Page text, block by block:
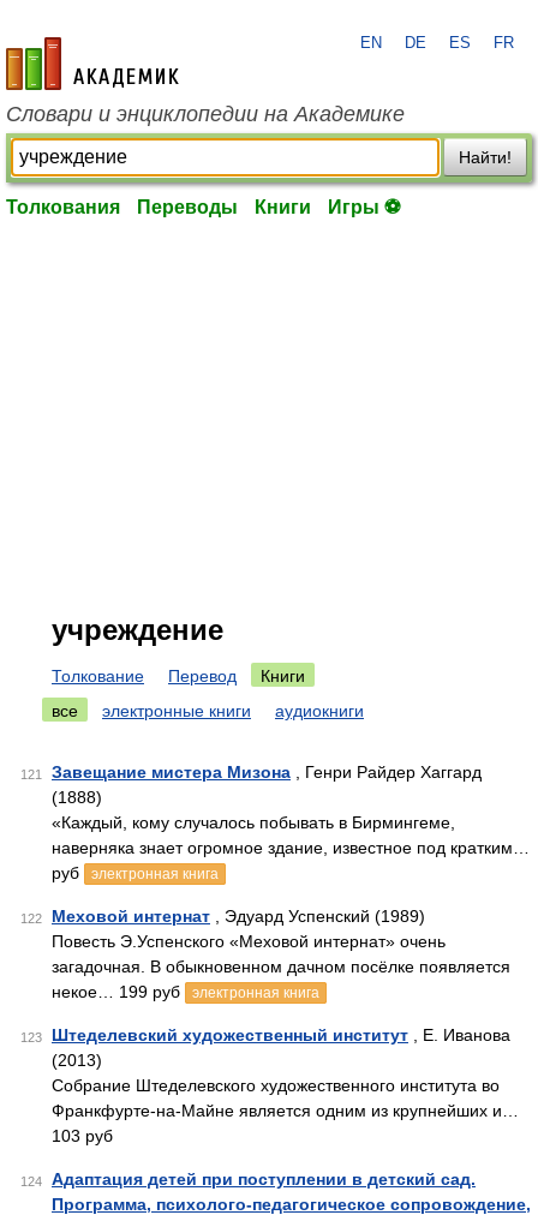
academic.ru
EN DE ES FR
Словари и энциклопедии на Академике
Найти!
Толкования Переводы Книги Игры ⚽
учреждение
Толкование Перевод
Книги
все
электронные книги аудиокниги
121 Завещание мистера Мизона , Генри Райдер Хаггард
(1888)
«Каждый, кому случалось побывать в Бирмингеме,
наверняка знает огромное здание, известное под кратким…
руб
электронная книга
122 Меховой интернат , Эдуард Успенский (1989)
Повесть Э.Успенского «Меховой интернат» очень
загадочная. В обыкновенном дачном посёлке появляется
некое… 199 руб
электронная книга
123 Штеделевский художественный институт , Е. Иванова
(2013)
Собрание Штеделевского художественного института во
Франкфурте-на-Майне является одним из крупнейших и…
103 руб
124
Адаптация детей при поступлении в детский сад.
Программа, психолого-педагогическое сопровождение,